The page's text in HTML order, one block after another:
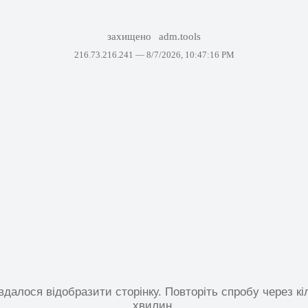
захищено adm.tools
216.73.216.241 — 8/7/2026, 10:47:16 PM
відобразити сторінку. Повторіть спробу через